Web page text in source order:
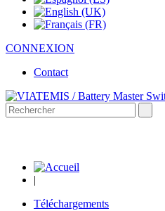
CONNEXION
Contact
|
Téléchargements